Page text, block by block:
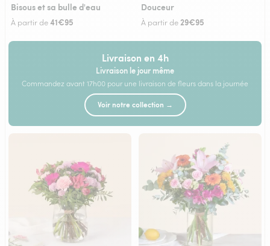
Bisous et sa bulle d'eau
À partir de41€95
Douceur
À partir de29€95
Livraison en 4h
Livraison le jour même
Commandez avant 17h00 pour une livraison de fleurs dans la journée
Voir notre collection →